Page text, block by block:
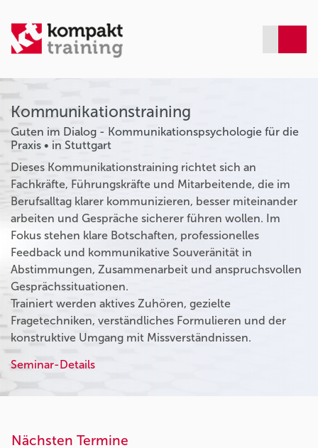
Kommunikationstraining
Guten im Dialog - Kommunikationspsychologie für die
Praxis • in Stuttgart
Dieses Kommunikationstraining richtet sich an
Fachkräfte, Führungskräfte und Mitarbeitende, die im
Berufsalltag klarer kommunizieren, besser miteinander
arbeiten und Gespräche sicherer führen wollen. Im
Fokus stehen klare Botschaften, professionelles
Feedback und kommunikative Souveränität in
Abstimmungen, Zusammenarbeit und anspruchsvollen
Gesprächssituationen.
Trainiert werden aktives Zuhören, gezielte
Fragetechniken, verständliches Formulieren und der
konstruktive Umgang mit Missverständnissen.
Seminar-Details
Nächsten Termine